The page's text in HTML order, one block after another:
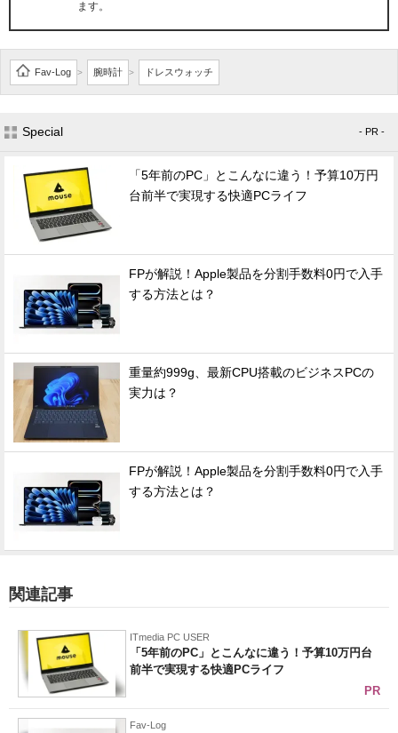
ます。
Fav-Log > 腕時計 > ドレスウォッチ
Special - PR -
「5年前のPC」とこんなに違う！予算10万円
台前半で実現する快適PCライフ
FPが解説！Apple製品を分割手数料0円で入手
する方法とは？
重量約999g、最新CPU搭載のビジネスPCの
実力は？
FPが解説！Apple製品を分割手数料0円で入手
する方法とは？
関連記事
ITmedia PC USER
「5年前のPC」とこんなに違う！予算10万円台
前半で実現する快適PCライフ
PR
Fav-Log